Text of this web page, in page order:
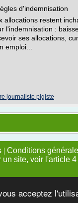
acceptez
d'indemnisation
allocations restent
l'indemnisation :
ses allocations,
emploi...
journaliste pigiste
| Conditions
un site, voir l'article